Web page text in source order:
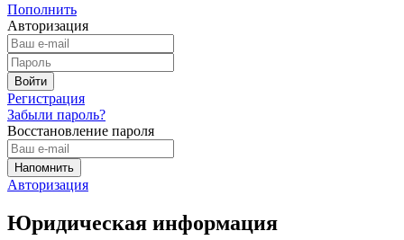
Пополнить
Авторизация
Регистрация
Забыли пароль?
Восстановление пароля
Авторизация
Юридическая информация